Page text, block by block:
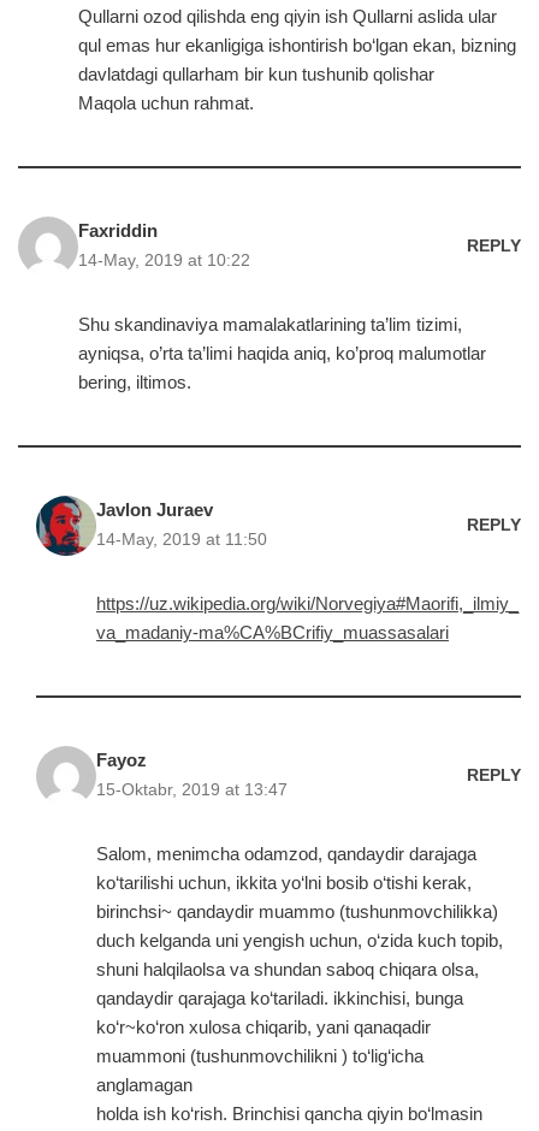
Qullarni ozod qilishda eng qiyin ish Qullarni aslida ular
qul emas hur ekanligiga ishontirish bo‘lgan ekan, bizning
davlatdagi qullarham bir kun tushunib qolishar
Maqola uchun rahmat.
Faxriddin
14-May, 2019 at 10:22
REPLY
Shu skandinaviya mamalakatlarining ta’lim tizimi,
ayniqsa, o’rta ta’limi haqida aniq, ko’proq malumotlar
bering, iltimos.
Javlon Juraev
14-May, 2019 at 11:50
REPLY
https://uz.wikipedia.org/wiki/Norvegiya#Maorifi,_ilmiy_
va_madaniy-ma%CA%BCrifiy_muassasalari
Fayoz
15-Oktabr, 2019 at 13:47
REPLY
Salom, menimcha odamzod, qandaydir darajaga
ko‘tarilishi uchun, ikkita yo‘lni bosib o‘tishi kerak,
birinchsi~ qandaydir muammo (tushunmovchilikka)
duch kelganda uni yengish uchun, o‘zida kuch topib,
shuni halqilaolsa va shundan saboq chiqara olsa,
qandaydir qarajaga ko‘tariladi. ikkinchisi, bunga
ko‘r~ko‘ron xulosa chiqarib, yani qanaqadir
muammoni (tushunmovchilikni ) to‘lig‘icha
anglamagan
holda ish ko‘rish. Brinchisi qancha qiyin bo‘lmasin